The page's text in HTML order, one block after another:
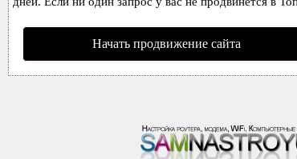
Начать продвижение сайта